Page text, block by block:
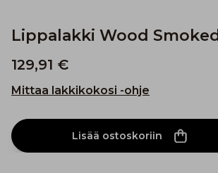
Lippalakki Wood
129,91 €
Mittaa lakkikokosi -ohje
Lisää ostoskoriin